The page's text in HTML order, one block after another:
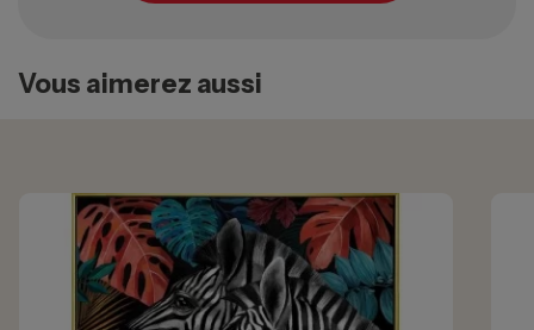
Vous aimerez aussi